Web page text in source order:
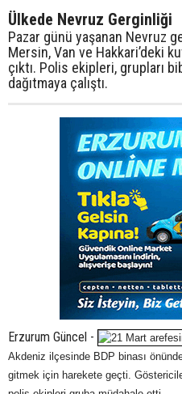
Ülkede Nevruz Gerginliği
Pazar günü yaşanan Nevruz
Mersin, Van ve Hakkari’deki
çıktı. Polis ekipleri, grupları
dağıtmaya çalıştı.
Erzurum Güncel -
Akdeniz ilçesinde BDP binası
gitmek için harekete geçti.